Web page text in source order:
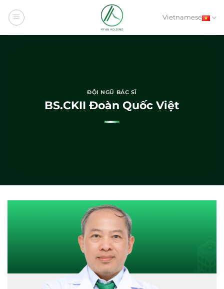
qua
Vietnamese
ĐỘI NGŨ BÁC SĨ
BS.CKII Đoàn Quốc Việt